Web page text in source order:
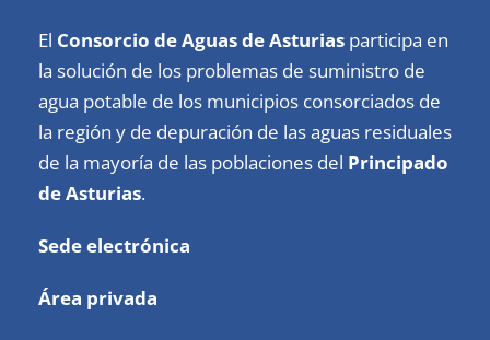
El Consorcio de Aguas de Asturias participa en
la solución de los problemas de suministro de
agua potable de los municipios consorciados de
la región y de depuración de las aguas residuales
de la mayoría de las poblaciones del Principado
de Asturias.
Sede electrónica
Área privada